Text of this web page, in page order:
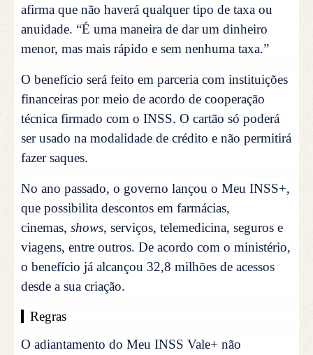
afirma que não haverá qualquer tipo de taxa ou
anuidade. “É uma maneira de dar um dinheiro
menor, mas mais rápido e sem nenhuma taxa.”
O benefício será feito em parceria com instituições
financeiras por meio de acordo de cooperação
técnica firmado com o INSS. O cartão só poderá
ser usado na modalidade de crédito e não permitirá
fazer saques.
No ano passado, o governo lançou o Meu INSS+,
que possibilita descontosem farmácias,
cinemas, shows, serviços, telemedicina, seguros e
viagens, entre outros. De acordo com o ministério,
o benefício já alcançou 32,8 milhões de acessos
desde a sua criação.
Regras
O adiantamento do Meu INSS Vale+ não